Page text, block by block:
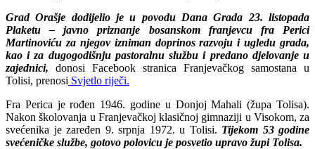
Grad Orašje dodijelio je u povodu Dana Grada 23. listopada
Plaketu – javno priznanje bosanskom franjevcu fra Perici
Martinoviću za njegov izniman doprinos razvoju i ugledu grada,
kao i za dugogodišnju pastoralnu službu i predano djelovanje u
zajednici, donosi Facebook stranica Franjevačkog samostana u
Tolisi, prenosi Svjetlo riječi.
Fra Perica je rođen 1946. godine u Donjoj Mahali (župa Tolisa).
Nakon školovanja u Franjevačkoj klasičnoj gimnaziji u Visokom, za
svećenika je zaređen 9. srpnja 1972. u Tolisi. Tijekom 53 godine
svećeničke službe, gotovo polovicu je posvetio upravo župi Tolisa.